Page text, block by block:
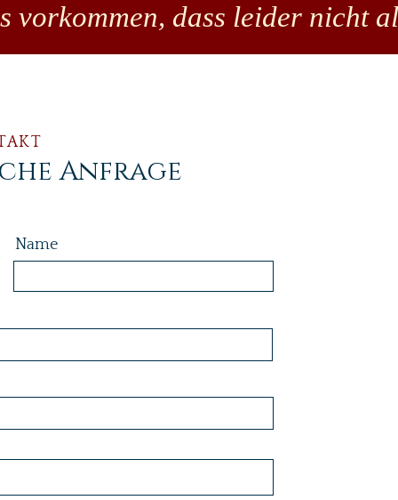
vorkommen, dass leider
Anfrage
Name